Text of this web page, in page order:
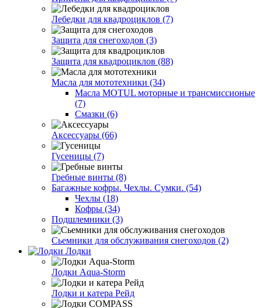
Лебедки для квадроциклов (7)
Защита для снегоходов (3)
Защита для квадроциклов (88)
Масла для мототехники (34)
Масла MOTUL моторные и трансмиссионые
(7)
Смазки (6)
Аксессуары (66)
Гусеницы (7)
Гребные винты (8)
Багажные кофры. Чехлы. Сумки. (54)
Чехлы (18)
Кофры (34)
Подшлемники (3)
Сьемники для обслуживания снегоходов (2)
Лодки
Лодки Aqua-Storm
Лодки и катера Рейд